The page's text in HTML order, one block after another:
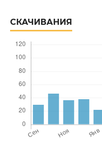
СКАЧИВАНИЯ